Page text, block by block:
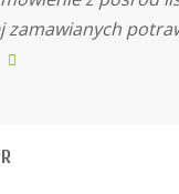
zamawianych